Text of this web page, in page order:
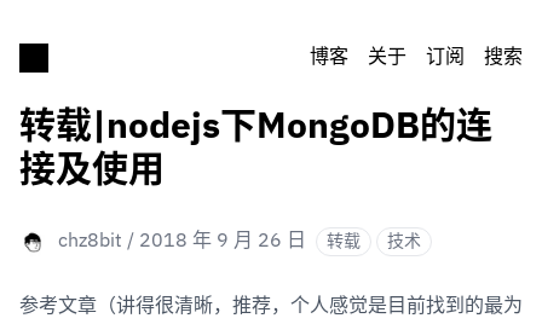
博客 关于 订阅 搜索
转载|nodejs下MongoDB的连
接及使用
chz8bit / 2018 年 9 月 26 日 转载 技术
参考文章（讲得很清晰，推荐，个人感觉是目前找到的最为